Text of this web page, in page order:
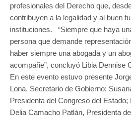
profesionales del Derecho que,
contribuyen a la legalidad y al buen
instituciones. “Siempre que haya
persona que demande
haber siempre una abogada y un
acompañe”, concluyó Libia Dennise
En este evento estuvo presente
Lona, Secretario de Gobierno;
Presidenta del Congreso del Estado;
Delia Camacho Patlán, Presidenta